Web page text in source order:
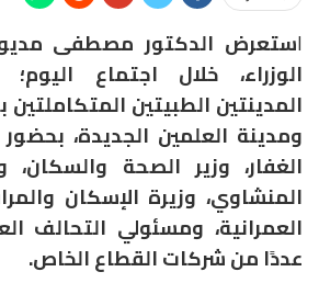
استعرض الدكتور مصطفى
الوزراء، خلال اجتماع
المدينتين الطبيتين
ومدينة العلمين الجديدة،
الغفار، وزير الصحة والسكان،
المنشاوي، وزيرة الإسكان
العمرانية، ومسئولي التحالف
عددًا من شركات القطاع الخاص.